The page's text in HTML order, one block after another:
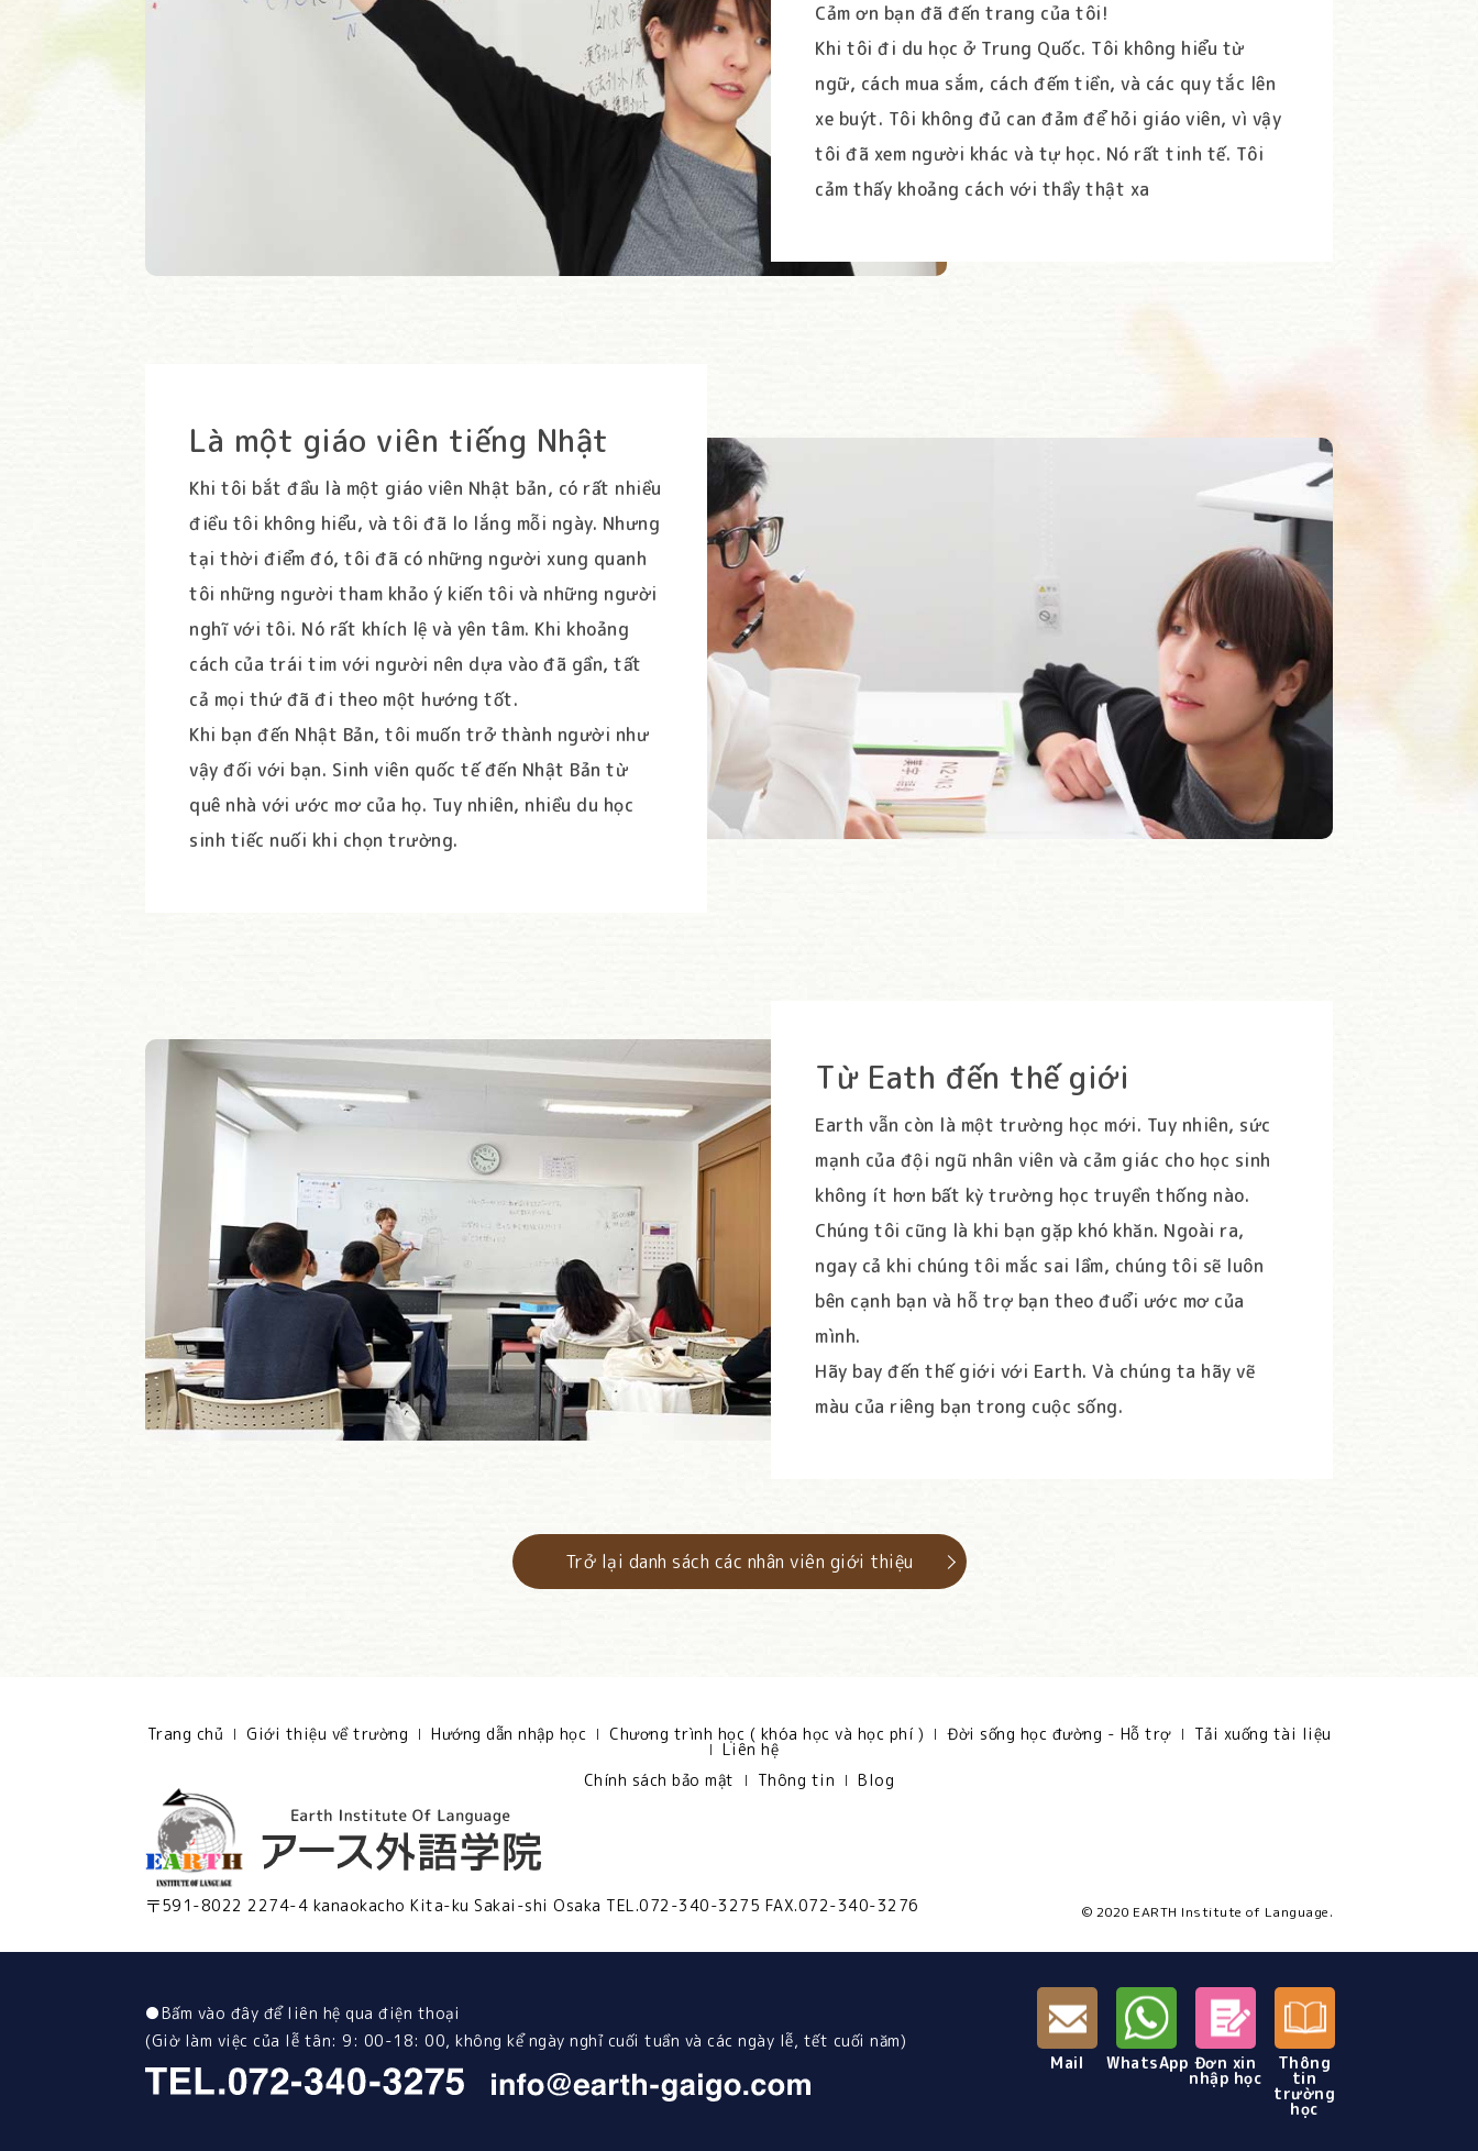
Cảm ơn bạn đã đến trang của tôi!
Khi tôi đi du học ở Trung Quốc. Tôi không hiểu từ
ngữ, cách mua sắm, cách đếm tiền, và các quy tắc lên
xe buýt. Tôi không đủ can đảm để hỏi giáo viên, vì vậy
tôi đã xem người khác và tự học. Nó rất tinh tế. Tôi
cảm thấy khoảng cách với thầy thật xa
Là một giáo viên tiếng Nhật
Khi tôi bắt đầu là một giáo viên Nhật bản, có rất nhiều
điều tôi không hiểu, và tôi đã lo lắng mỗi ngày. Nhưng
tại thời điểm đó, tôi đã có những người xung quanh
tôi những người tham khảo ý kiến tôi và những người
nghĩ với tôi. Nó rất khích lệ và yên tâm. Khi khoảng
cách của trái tim với người nên dựa vào đã gần, tất
cả mọi thứ đã đi theo một hướng tốt.
Khi bạn đến Nhật Bản, tôi muốn trở thành người như
vậy đối với bạn. Sinh viên quốc tế đến Nhật Bản từ
quê nhà với ước mơ của họ. Tuy nhiên, nhiều du học
sinh tiếc nuối khi chọn trường.
Từ Eath đến thế giới
Earth vẫn còn là một trường học mới. Tuy nhiên, sức
mạnh của đội ngũ nhân viên và cảm giác cho học sinh
không ít hơn bất kỳ trường học truyền thống nào.
Chúng tôi cũng là khi bạn gặp khó khăn. Ngoài ra,
ngay cả khi chúng tôi mắc sai lầm, chúng tôi sẽ luôn
bên cạnh bạn và hỗ trợ bạn theo đuổi ước mơ của
mình.
Hãy bay đến thế giới với Earth. Và chúng ta hãy vẽ
màu của riêng bạn trong cuộc sống.
Trở lại danh sách các nhân viên giới thiệu
Trang chủ Giới thiệu về trường Hướng dẫn nhập học Chương trình học ( khóa học và học phí ) Đời sống học đường - Hỗ trợ Tải xuống tài liệu
Liên hệ
Chính sách bảo mật
Thông tin Blog
〒591-8022 2274-4 kanaokacho Kita-ku Sakai-shi Osaka TEL.072-340-3275 FAX.072-340-3276 © 2020 EARTH Institute of Language.
●Bấm vào đây để liên hệ qua điện thoại
(Giờ làm việc của lễ tân: 9: 00-18: 00, không kể ngày nghỉ cuối tuần và các ngày lễ, tết ​​cuối năm)
Mail
WhatsApp Đơn xin
nhập học
Thông
tin
trường
học